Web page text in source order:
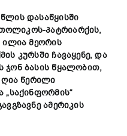
დასაწყისში
პატრიარქის,
ილია მეორის
კურსში ჩავაყენე, და
ჯონ ბასის წყალობით,
ღია წერილი
„საქინფორმის“
ამერიკის